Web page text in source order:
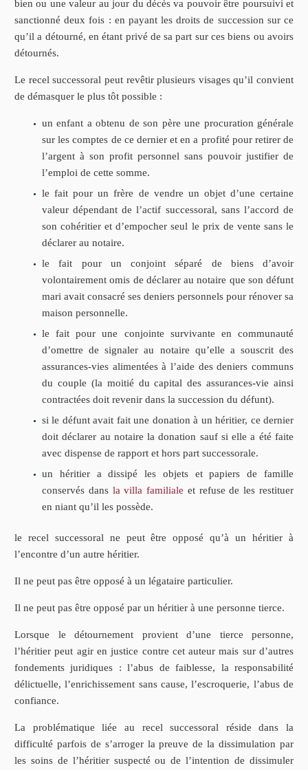
bien ou une valeur au jour du décès va pouvoir être poursuivi et
sanctionné deux fois : en payant les droits de succession sur ce
qu’il a détourné, en étant privé de sa part sur ces biens ou avoirs
détournés.
Le recel successoral peut revêtir plusieurs visages qu’il convient
de démasquer le plus tôt possible :
un enfant a obtenu de son père une procuration générale
sur les comptes de ce dernier et en a profité pour retirer de
l’argent à son profit personnel sans pouvoir justifier de
l’emploi de cette somme.
le fait pour un frère de vendre un objet d’une certaine
valeur dépendant de l’actif successoral, sans l’accord de
son cohéritier et d’empocher seul le prix de vente sans le
déclarer au notaire.
le fait pour un conjoint séparé de biens d’avoir
volontairement omis de déclarer au notaire que son défunt
mari avait consacré ses deniers personnels pour rénover sa
maison personnelle.
le fait pour une conjointe survivante en communauté
d’omettre de signaler au notaire qu’elle a souscrit des
assurances-vies alimentées à l’aide des deniers communs
du couple (la moitié du capital des assurances-vie ainsi
contractées doit revenir dans la succession du défunt).
si le défunt avait fait une donation à un héritier, ce dernier
doit déclarer au notaire la donation sauf si elle a été faite
avec dispense de rapport et hors part successorale.
un héritier a dissipé les objets et papiers de famille
conservés dans la villa familiale et refuse de les restituer
en niant qu’il les possède.
le recel successoral ne peut être opposé qu’à un héritier à
l’encontre d’un autre héritier.
Il ne peut pas être opposé à un légataire particulier.
Il ne peut pas être opposé par un héritier à une personne tierce.
Lorsque le détournement provient d’une tierce personne,
l’héritier peut agir en justice contre cet auteur mais sur d’autres
fondements juridiques : l’abus de faiblesse, la responsabilité
délictuelle, l’enrichissement sans cause, l’escroquerie, l’abus de
confiance.
La problématique liée au recel successoral réside dans la
difficulté parfois de s’arroger la preuve de la dissimulation par
les soins de l’héritier suspecté ou de l’intention de dissimuler